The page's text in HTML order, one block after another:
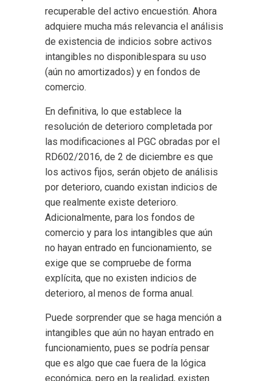
recuperable del activo encuestión. Ahora
adquiere mucha más relevancia el análisis
de existencia de indicios sobre activos
intangibles no disponiblespara su uso
(aún no amortizados) y en fondos de
comercio.
En definitiva, lo que establece la
resolución de deterioro completada por
las modificaciones al PGC obradas por el
RD602/2016, de 2 de diciembre es que
los activos fijos, serán objeto de análisis
por deterioro, cuando existan indicios de
que realmente existe deterioro.
Adicionalmente, para los fondos de
comercio y para los intangibles que aún
no hayan entrado en funcionamiento, se
exige que se compruebe de forma
explícita, que no existen indicios de
deterioro, al menos de forma anual.
Puede sorprender que se haga mención a
intangibles que aún no hayan entrado en
funcionamiento, pues se podría pensar
que es algo que cae fuera de la lógica
económica, pero en la realidad, existen